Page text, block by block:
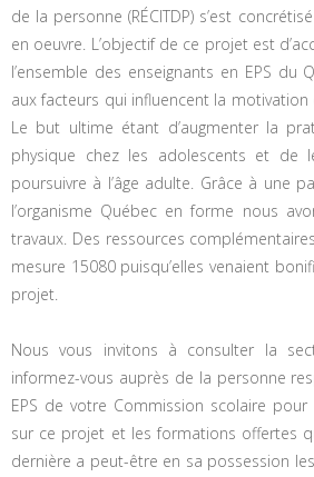
de la personne (RÉCITDP) s’est
en oeuvre. L’objectif de ce projet est
l’ensemble des enseignants en EPS
aux facteurs qui influencent la
Le but ultime étant d’augmenter la
physique chez les adolescents et de
poursuivre à l’âge adulte. Grâce à une
l’organisme Québec en forme nous
travaux. Des ressources
mesure 15080 puisqu’elles venaient
projet.
Nous vous invitons à consulter la
informez-vous auprès de la personne
EPS de votre Commission scolaire
sur ce projet et les formations offertes
dernière a peut-être en sa possession